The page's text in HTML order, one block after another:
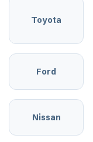
Toyota
Ford
Nissan